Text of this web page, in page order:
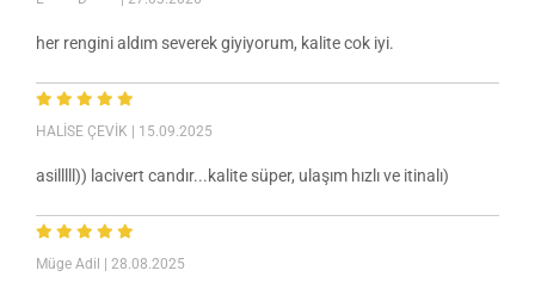
her rengini aldım severek giyiyorum, kalite cok iyi.
HALİSE ÇEVİK | 15.09.2025
asilllll)) lacivert candır...kalite süper, ulaşım hızlı ve itinalı)
Müge Adil | 28.08.2025